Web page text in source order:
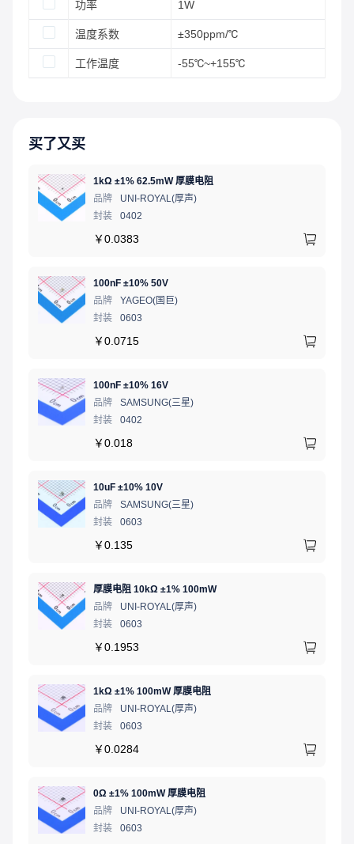
功率 1W
温度系数 ±350ppm/℃
工作温度 -55℃~+155℃
买了又买
1kΩ ±1% 62.5mW 厚膜电阻
品牌
UNI-ROYAL(厚声)
封装
0402
￥0.0383
100nF ±10% 50V
品牌
YAGEO(国巨)
封装
0603
￥0.0715
100nF ±10% 16V
品牌
SAMSUNG(三星)
封装
0402
￥0.018
10uF ±10% 10V
品牌
SAMSUNG(三星)
封装
0603
￥0.135
厚膜电阻 10kΩ ±1% 100mW
品牌
UNI-ROYAL(厚声)
封装
0603
￥0.1953
1kΩ ±1% 100mW 厚膜电阻
品牌
UNI-ROYAL(厚声)
封装
0603
￥0.0284
0Ω ±1% 100mW 厚膜电阻
品牌
UNI-ROYAL(厚声)
封装
0603